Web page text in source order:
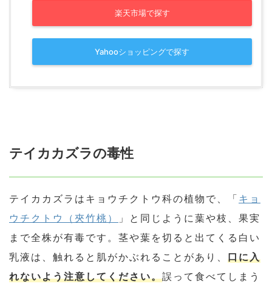
楽天市場で探す
Yahooショッピングで探す
テイカカズラの毒性
テイカカズラはキョウチクトウ科の植物で、「 キョ
ウチクトウ（夾竹桃）
」と同じように葉や枝、果実
まで全株が有毒です。茎や葉を切ると出てくる白い
乳液は、触れると肌がかぶれることがあり、 口に入
れないよう注意してください。誤って食べてしまう